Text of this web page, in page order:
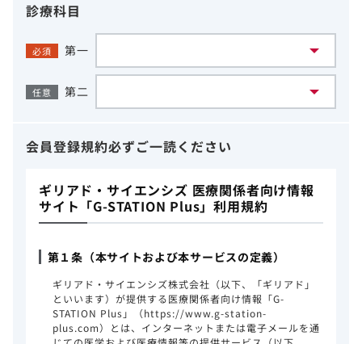
診療科目
必須 第一
任意 第二
会員登録規約必ずご一読ください
ギリアド・サイエンシズ 医療関係者向け情報
サイト「G-STATION Plus」利用規約
第１条（本サイトおよび本サービスの定義）
ギリアド・サイエンシズ株式会社（以下、「ギリアド」
といいます）が提供する医療関係者向け情報「G-
STATION Plus」（https://www.g-station-
plus.com）とは、インターネットまたは電子メールを通